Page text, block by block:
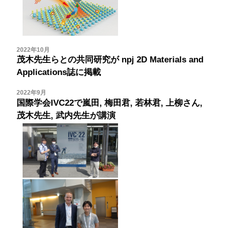
2022年10月
茂木先生らとの共同研究が npj 2D Materials and
Applications誌に掲載
2022年9月
国際学会IVC22で嵐田, 梅田君, 若林君, 上柳さん,
茂木先生, 武内先生が講演